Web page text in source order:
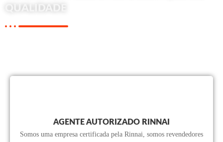
QUALIDADE
AGENTE AUTORIZADO RINNAI
Somos uma empresa certificada pela Rinnai, somos revendedores